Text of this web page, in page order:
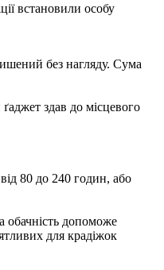
встановили особу
без нагляду. Сума
здав до місцевого
80 до 240 годин, або
обачність допоможе
для крадіжок